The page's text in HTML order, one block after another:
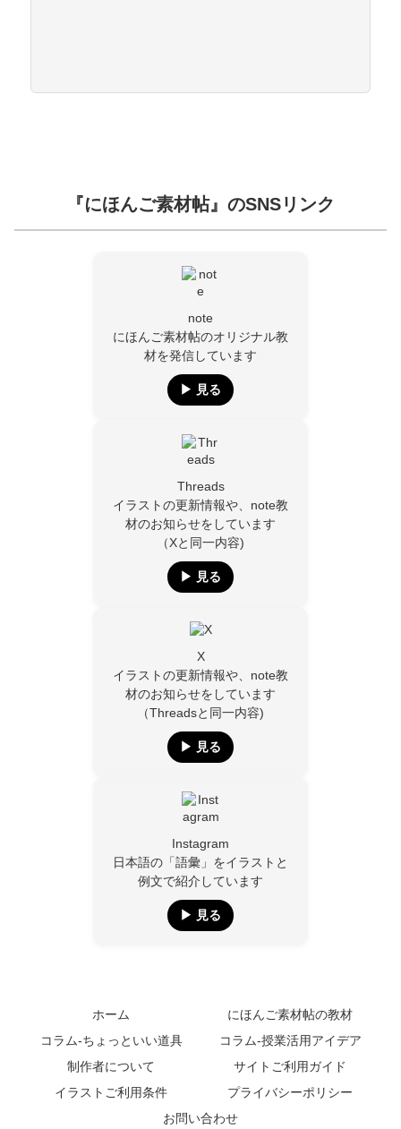
『にほんご素材帖』のSNSリンク
note
にほんご素材帖のオリジナル教
材を発信しています
▶︎ 見る
Threads
イラストの更新情報や、note教
材のお知らせをしています
（Xと同一内容)
▶︎ 見る
X
イラストの更新情報や、note教
材のお知らせをしています
（Threadsと同一内容)
▶︎ 見る
Instagram
日本語の「語彙」をイラストと
例文で紹介しています
▶︎ 見る
ホーム
にほんご素材帖の教材
コラム-ちょっといい道具
コラム-授業活用アイデア
制作者について
サイトご利用ガイド
イラストご利用条件
プライバシーポリシー
お問い合わせ